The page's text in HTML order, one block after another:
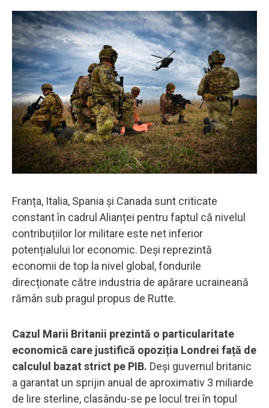
Franța, Italia, Spania și Canada sunt criticate
constant în cadrul Alianței pentru faptul că nivelul
contribuțiilor lor militare este net inferior
potențialului lor economic. Deși reprezintă
economii de top la nivel global, fondurile
direcționate către industria de apărare ucraineană
rămân sub pragul propus de Rutte.
Cazul Marii Britanii prezintă o particularitate
economică care justifică opoziția Londrei față de
calculul bazat strict pe PIB. Deși guvernul britanic
a garantat un sprijin anual de aproximativ 3 miliarde
de lire sterline, clasându-se pe locul trei în topul